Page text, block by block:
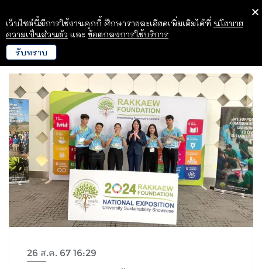
26 ส.ค. 67 16:29
เว็บไซต์นี้มีการใช้งานคุกกี้ ศึกษารายละเอียดเพิ่มเติมได้ที่ นโยบาย
ความเป็นส่วนตัว และ ข้อตกลงการใช้บริการ
รับทราบ